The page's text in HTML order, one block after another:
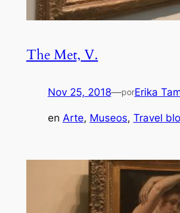
The Met, V.
Nov 25, 2018—porErika
en Arte, Museos, Travel